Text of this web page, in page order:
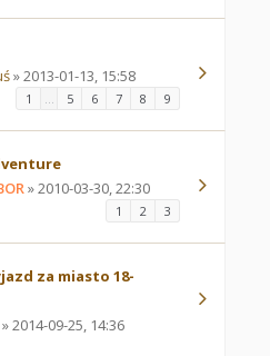
» 2013-01-13, 15:58
1 … 5 6 7 8 9
» 2010-03-30, 22:30
1 2 3
za miasto 18-
» 2014-09-25, 14:36